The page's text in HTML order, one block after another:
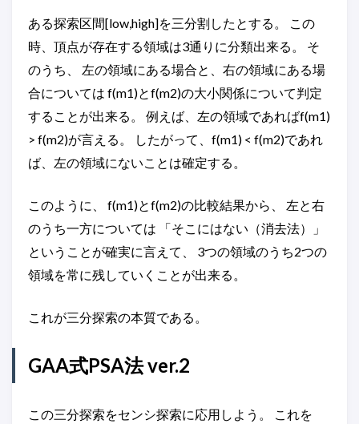
ある探索区間[low,high]を三分割したとする。 この
時、頂点が存在する領域は3通りに分類出来る。 そ
のうち、 左の領域にある場合と、右の領域にある場
合については f(m1)とf(m2)の大小関係について判定
することが出来る。 例えば、左の領域であればf(m1)
> f(m2)が言える。 したがって、f(m1) < f(m2)であれ
ば、左の領域にないことは確定する。
このように、 f(m1)とf(m2)の比較結果から、 左と右
のうち一方については 「そこにはない（消去法）」
ということが確実に言えて、 3つの領域のうち2つの
領域を常に残していくことが出来る。
これが三分探索の本質である。
GAA式PSA法 ver.2
この三分探索をセンシ探索に応用しよう。 これを